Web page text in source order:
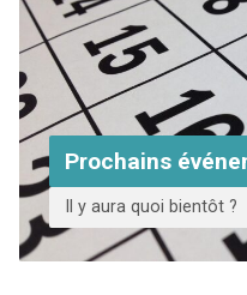
Prochains
Il y aura quoi bientôt ?